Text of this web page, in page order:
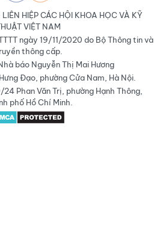
HIỆP CÁC HỘI KHOA HỌC VÀ KỸ
VIỆT NAM
ngày 19/11/2020 do Bộ Thông tin và
thông cấp.
báo Nguyễn Thị Mai Hương
Đạo, phường Cửa Nam, Hà Nội.
Phan Văn Trị, phường Hạnh Thông,
phố Hồ Chí Minh.